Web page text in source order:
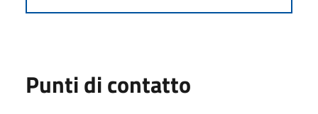
Punti di contatto